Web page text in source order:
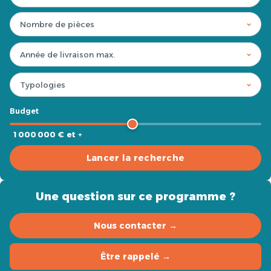
Budget
1 000 000 € et +
Lancer la recherche
Une question sur ce programme ?
Nous contacter →
Être rappelé →